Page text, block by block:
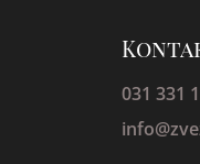
031 331